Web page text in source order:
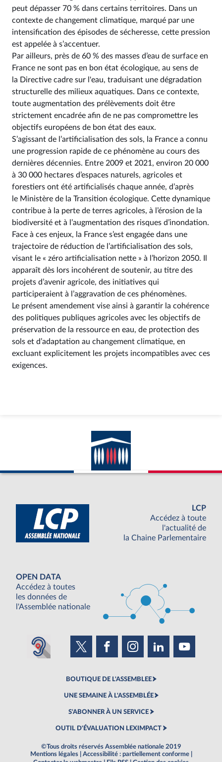
peut dépasser 70 % dans certains territoires. Dans un
contexte de changement climatique, marqué par une
intensification des épisodes de sécheresse, cette pression
est appelée à s’accentuer.
Par ailleurs, près de 60 % des masses d’eau de surface en
France ne sont pas en bon état écologique, au sens de
la Directive cadre sur l'eau, traduisant une dégradation
structurelle des milieux aquatiques. Dans ce contexte,
toute augmentation des prélèvements doit être
strictement encadrée afin de ne pas compromettre les
objectifs européens de bon état des eaux.
S’agissant de l’artificialisation des sols, la France a connu
une progression rapide de ce phénomène au cours des
dernières décennies. Entre 2009 et 2021, environ 20 000
à 30 000 hectares d’espaces naturels, agricoles et
forestiers ont été artificialisés chaque année, d’après
le Ministère de la Transition écologique. Cette dynamique
contribue à la perte de terres agricoles, à l’érosion de la
biodiversité et à l’augmentation des risques d’inondation.
Face à ces enjeux, la France s’est engagée dans une
trajectoire de réduction de l’artificialisation des sols,
visant le « zéro artificialisation nette » à l’horizon 2050. Il
apparaît dès lors incohérent de soutenir, au titre des
projets d’avenir agricole, des initiatives qui
participeraient à l’aggravation de ces phénomènes.
Le présent amendement vise ainsi à garantir la cohérence
des politiques publiques agricoles avec les objectifs de
préservation de la ressource en eau, de protection des
sols et d’adaptation au changement climatique, en
excluant explicitement les projets incompatibles avec ces
exigences.
LCP
Accédez à toute
l'actualité de
la Chaine Parlementaire
OPEN DATA
Accédez à toutes
les données de
l'Assemblée nationale
BOUTIQUE DE L'ASSEMBLEE
UNE SEMAINE À L'ASSEMBLÉE
S'ABONNER À UN SERVICE
OUTIL D'ÉVALUATION LEXIMPACT
©Tous droits réservés Assemblée nationale 2019
Mentions légales
Accessibilité : partiellement conforme